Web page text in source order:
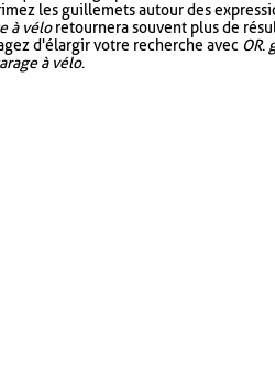
les guillemets autour des
à véloretournera souvent plus de
d'élargir votre recherche avec OR.
à vélo.